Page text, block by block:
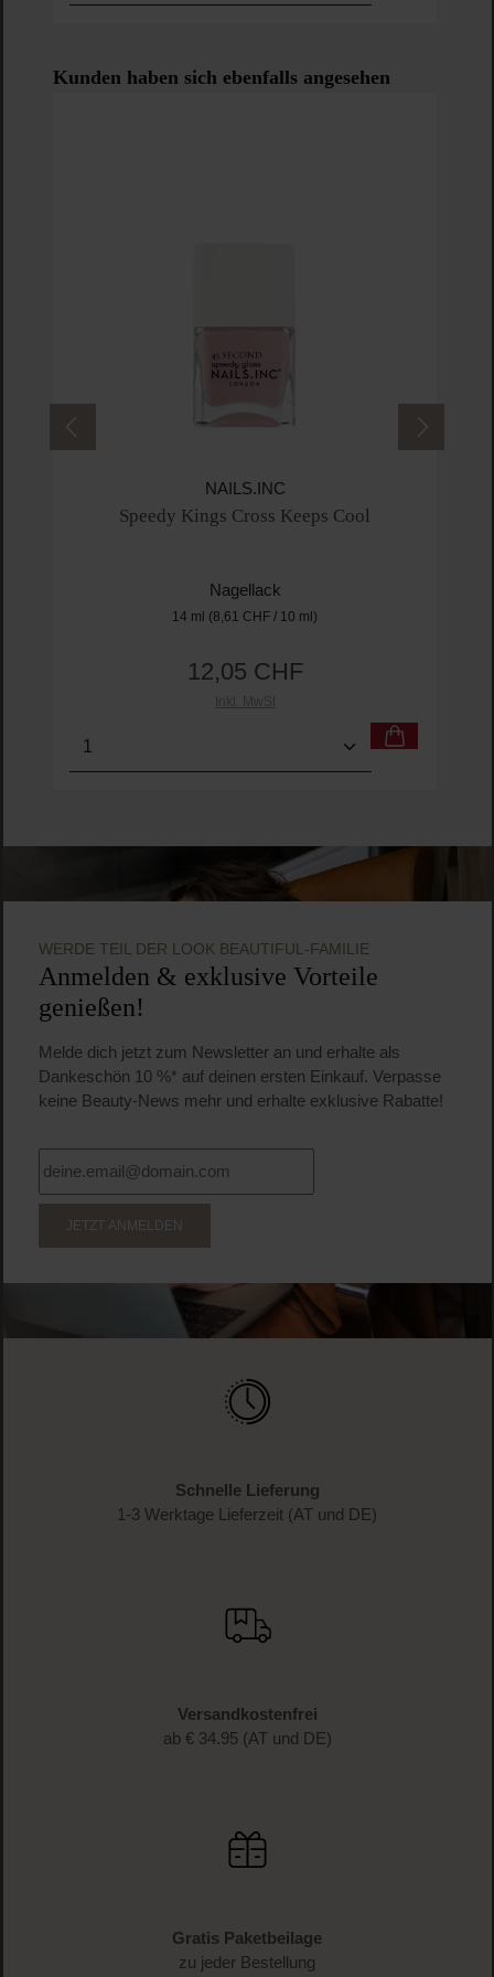
Produktgalerie überspringen
Kunden haben sich ebenfalls angesehen
NAILS.INC
Speedy Kings Cross Keeps Cool
Nagellack
14 ml (8,61 CHF / 10 ml)
Regulärer Preis:
12,05 CHF
Inkl. MwSt
Produkt Anzahl: Gib den gewünschten Wert
WERDE TEIL DER LOOK BEAUTIFUL-FAMILIE
Anmelden & exklusive Vorteile
genießen!
Melde dich jetzt zum Newsletter an und erhalte als
Dankeschön 10 %* auf deinen ersten Einkauf. Verpasse
keine Beauty-News mehr und erhalte exklusive Rabatte!
JETZT ANMELDEN
Schnelle Lieferung
1-3 Werktage Lieferzeit (AT und DE)
Versandkostenfrei
ab € 34.95 (AT und DE)
Gratis Paketbeilage
zu jeder Bestellung